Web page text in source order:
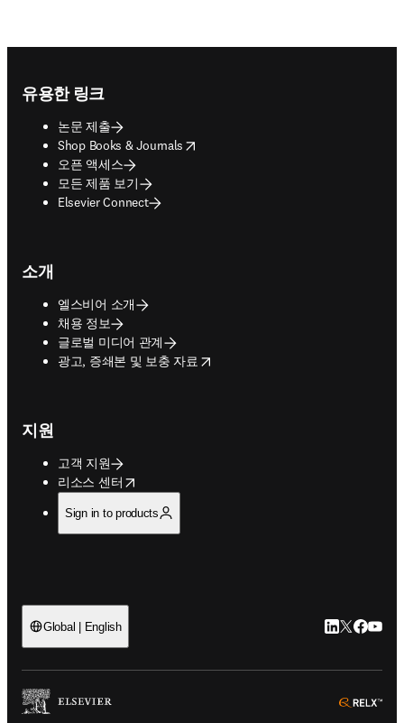
유용한 링크
논문 제출
Shop Books & Journals
opens in new tab/window
오픈 액세스
모든 제품 보기
Elsevier Connect
소개
엘스비어 소개
채용 정보
글로벌 미디어 관계
광고, 증쇄본 및 보충 자료
opens in new tab/window
지원
고객 지원
리소스 센터
opens in new tab/window
Sign in to products
Global | English LinkedIn 새
Twitter 새